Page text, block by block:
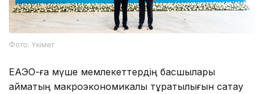
Фото: Үкімет
ЕАЭО-ға мүше мемлекеттердің басшылары
аймақтың макроэкономикалық тұрақтылығын сақтау